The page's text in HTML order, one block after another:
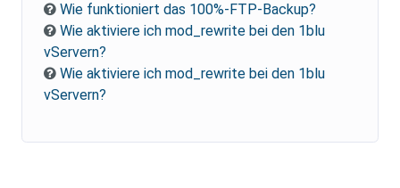
Wie funktioniert das 100%-FTP-Backup?
Wie aktiviere ich mod_rewrite bei den 1blu
vServern?
Wie aktiviere ich mod_rewrite bei den 1blu
vServern?